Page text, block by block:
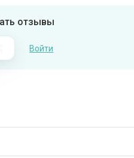
отзывы
Войти